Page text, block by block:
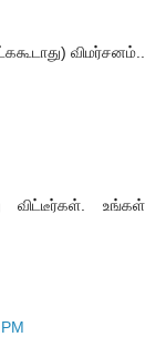
விமர்சனம்..
விட்டீர்கள். உங்கள்